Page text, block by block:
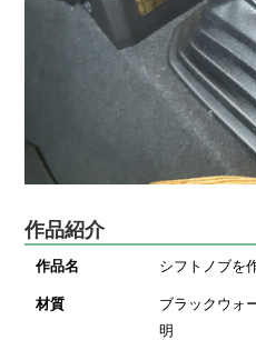
作品紹介
作品名 シフトノブを
材質
ブラックウォ
明